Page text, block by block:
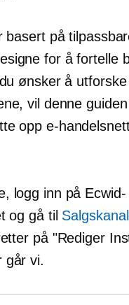
basert på
for å fortelle
ønsker å
vil denne
opp e-
logg inn på Ecwid-
og gå til
på "Rediger
går vi.